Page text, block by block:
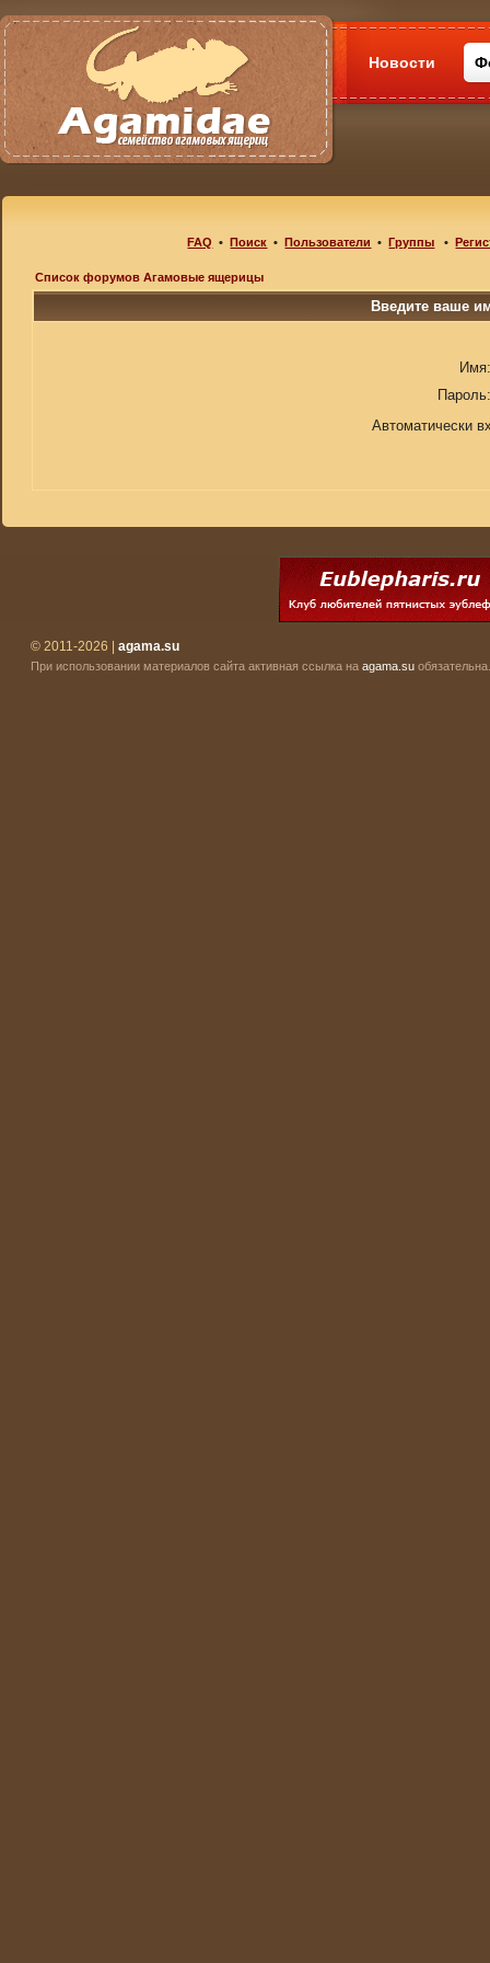
Новости
FAQ •Поиск •Пользователи •Группы •
Список форумов Агамовые ящерицы
Введите ваше
Имя:
Пароль:
Автоматически
© 2011-2026 | agama.su
При использовании материалов сайта активная ссылка на agama.su обязательна.